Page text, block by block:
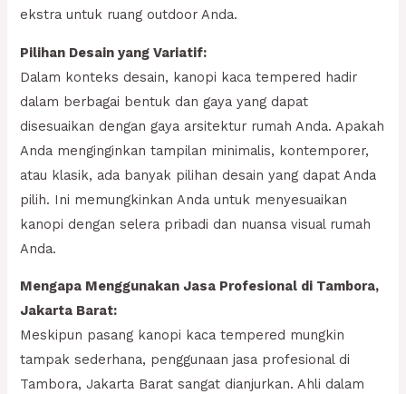
ekstra untuk ruang outdoor Anda.
Pilihan Desain yang Variatif:
Dalam konteks desain, kanopi kaca tempered hadir
dalam berbagai bentuk dan gaya yang dapat
disesuaikan dengan gaya arsitektur rumah Anda. Apakah
Anda menginginkan tampilan minimalis, kontemporer,
atau klasik, ada banyak pilihan desain yang dapat Anda
pilih. Ini memungkinkan Anda untuk menyesuaikan
kanopi dengan selera pribadi dan nuansa visual rumah
Anda.
Mengapa Menggunakan Jasa Profesional di Tambora,
Jakarta Barat:
Meskipun pasang kanopi kaca tempered mungkin
tampak sederhana, penggunaan jasa profesional di
Tambora, Jakarta Barat sangat dianjurkan. Ahli dalam